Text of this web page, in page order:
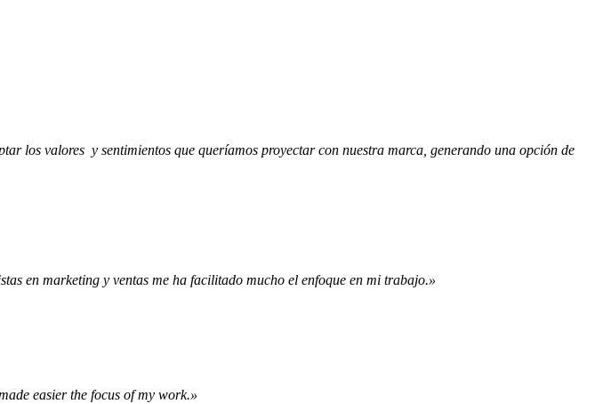
los valores y sentimientos que queríamos proyectar con nuestra marca, generando una opción de
en marketing y ventas me ha facilitado mucho el enfoque en mi trabajo.»
easier the focus of my work.»